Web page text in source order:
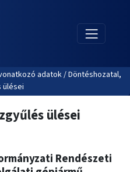
adatok / Döntéshozatal,
ülései
ülései
Rendészeti